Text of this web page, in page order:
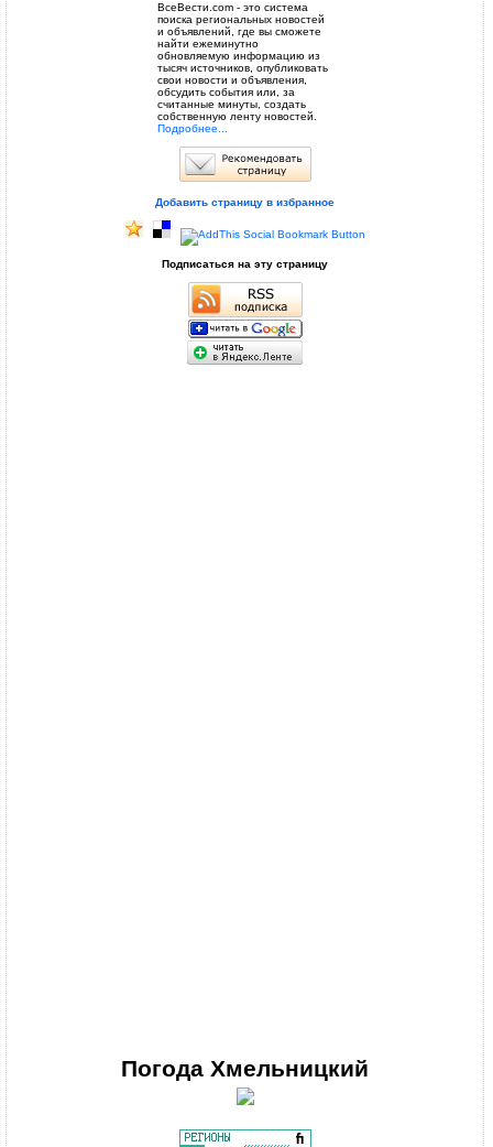
ВсеВести.com - это система
поиска региональных новостей
и объявлений, где вы сможете
найти ежеминутно
обновляемую информацию из
тысяч источников, опубликовать
свои новости и объявления,
обсудить события или, за
считанные минуты, создать
собственную ленту новостей.
Подробнее...
Добавить страницу в избранное
Подписаться на эту страницу
Погода Хмельницкий